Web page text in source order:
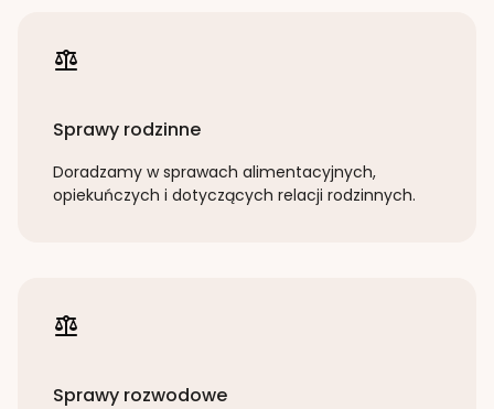
Sprawy rodzinne
Doradzamy w sprawach alimentacyjnych,
opiekuńczych i dotyczących relacji rodzinnych.
Sprawy rozwodowe